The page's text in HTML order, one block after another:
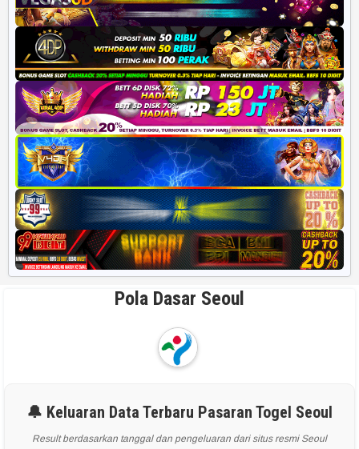
Pola Dasar Seoul
🔔 Keluaran Data Terbaru Pasaran Togel Seoul
Result berdasarkan tanggal dan pengeluaran dari situs resmi Seoul